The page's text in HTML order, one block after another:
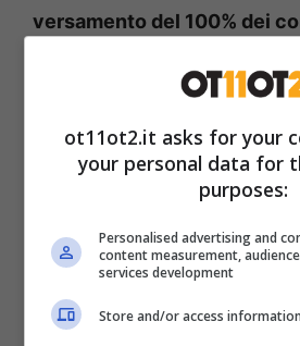
versamento del 100% dei
massimo di 24 mesi, in
assunzioni a tempo
svantaggiate, entro il 31
sono esclusi i contratti di
apprendistato, perché
aliquote previdenziali
quelle ordinarie.
ot11ot2.it asks for your
your personal data for
purposes:
Personalised advertising and
content measurement,
services development
Store and/or access